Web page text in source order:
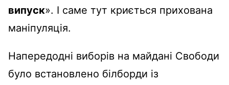
випуск». І саме тут криється прихована
маніпуляція.
Напередодні виборів на майдані Свободи
було встановлено білборди із